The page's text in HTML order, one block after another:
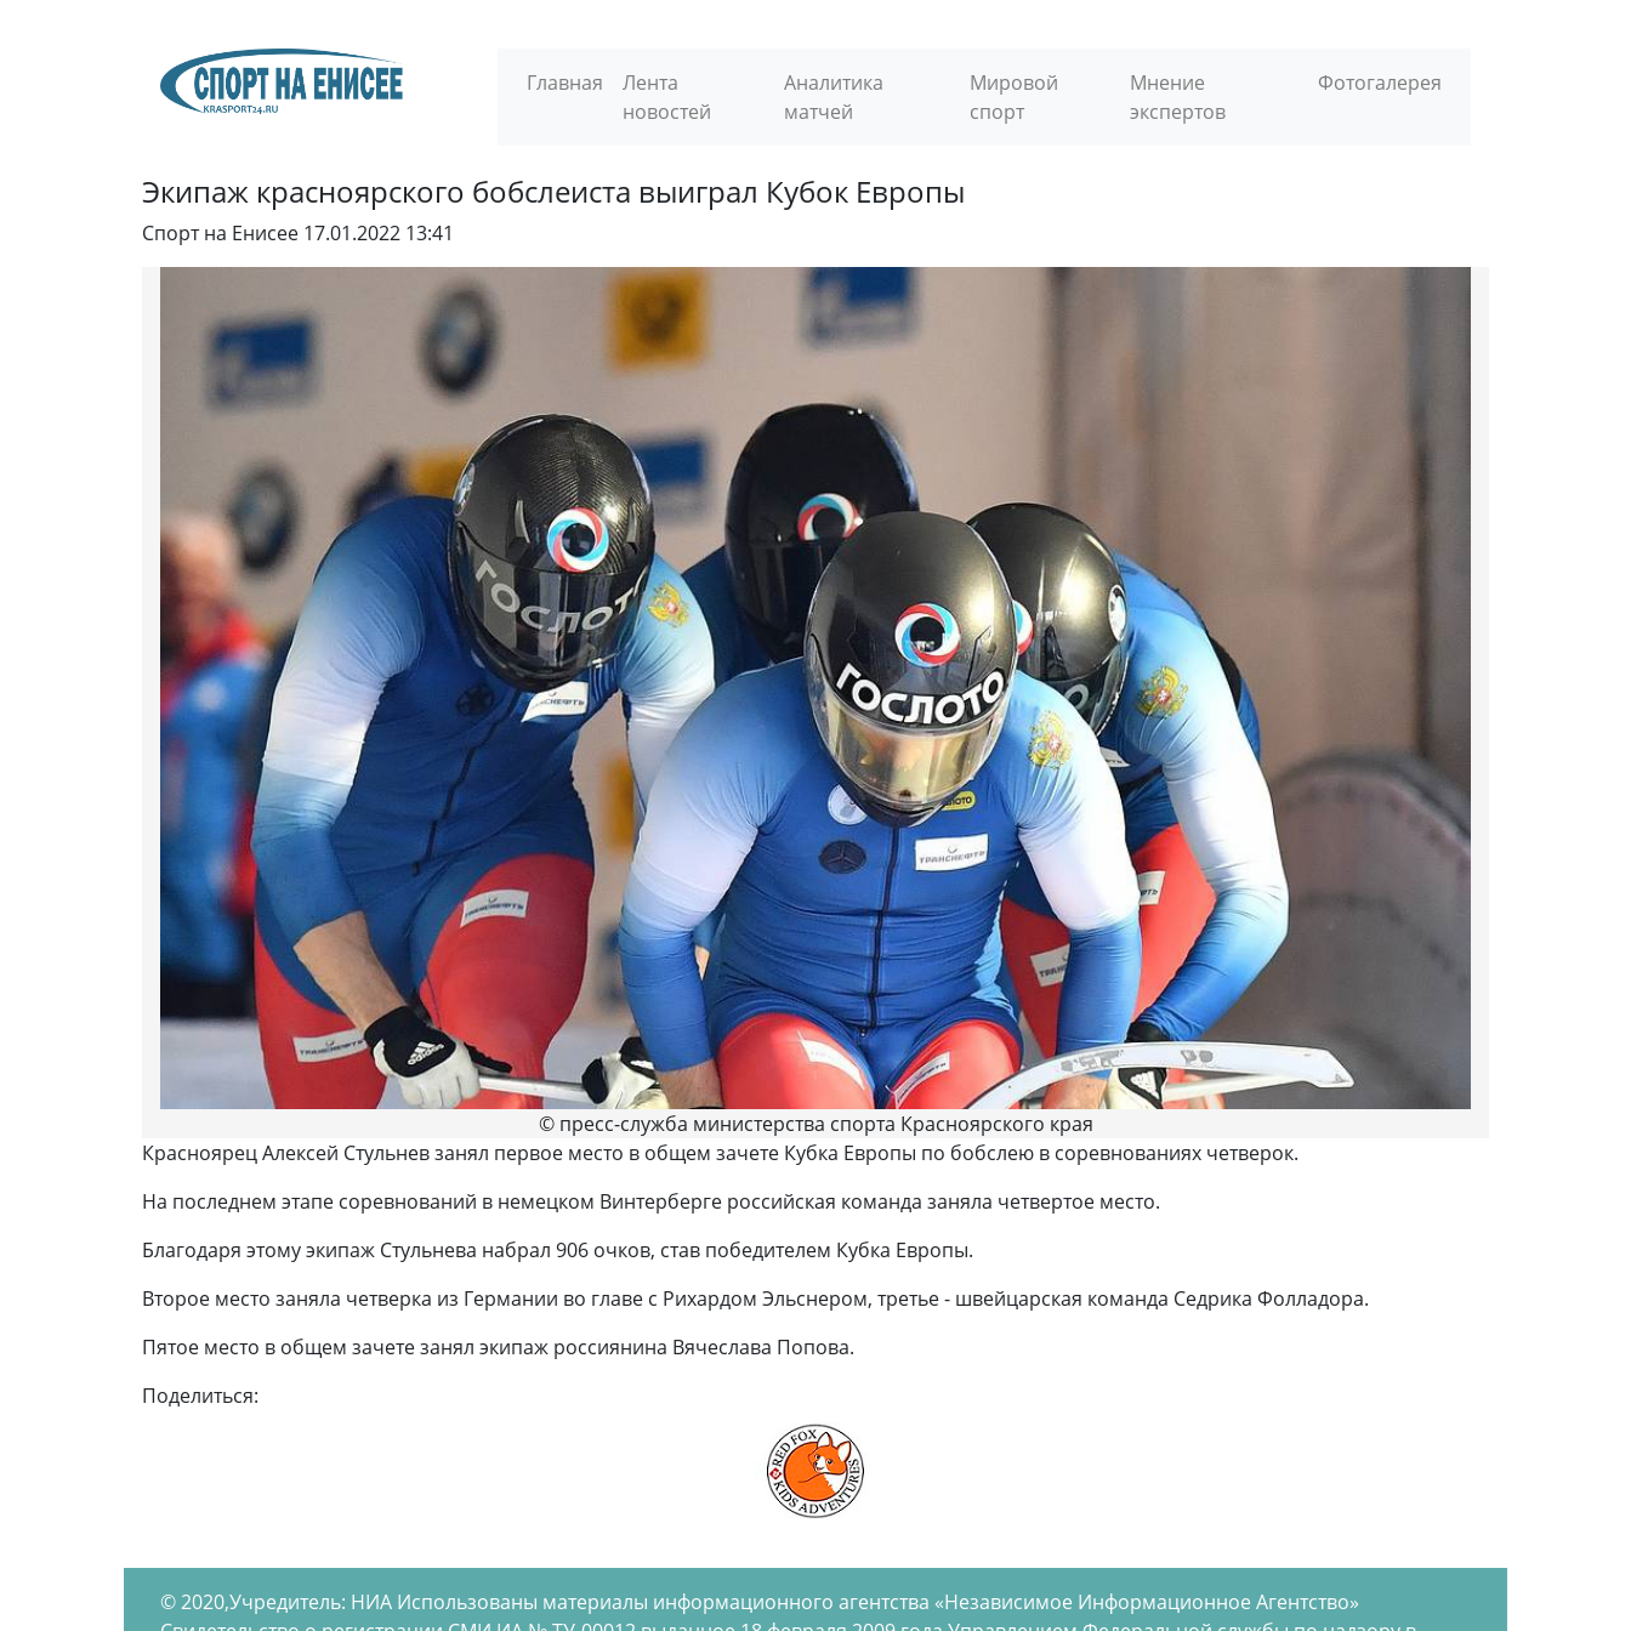
Главная
Лента
новостей
Аналитика
матчей
Мировой
спорт
Мнение
экспертов
Фотогалерея
Экипаж красноярского бобслеиста выиграл Кубок Европы
Спорт на Енисее 17.01.2022 13:41
© пресс-служба министерства спорта Красноярского края
Красноярец Алексей Стульнев занял первое место в общем зачете Кубка Европы по бобслею в соревнованиях четверок.
На последнем этапе соревнований в немецком Винтерберге российская команда заняла четвертое место.
Благодаря этому экипаж Стульнева набрал 906 очков, став победителем Кубка Европы.
Второе место заняла четверка из Германии во главе с Рихардом Эльснером, третье - швейцарская команда Седрика Фолладора.
Пятое место в общем зачете занял экипаж россиянина Вячеслава Попова.
Поделиться:
© 2020,Учредитель: НИА Использованы материалы информационного агентства «Независимое Информационное Агентство»